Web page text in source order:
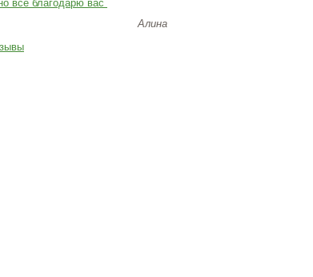
все благодарю вас
Алина